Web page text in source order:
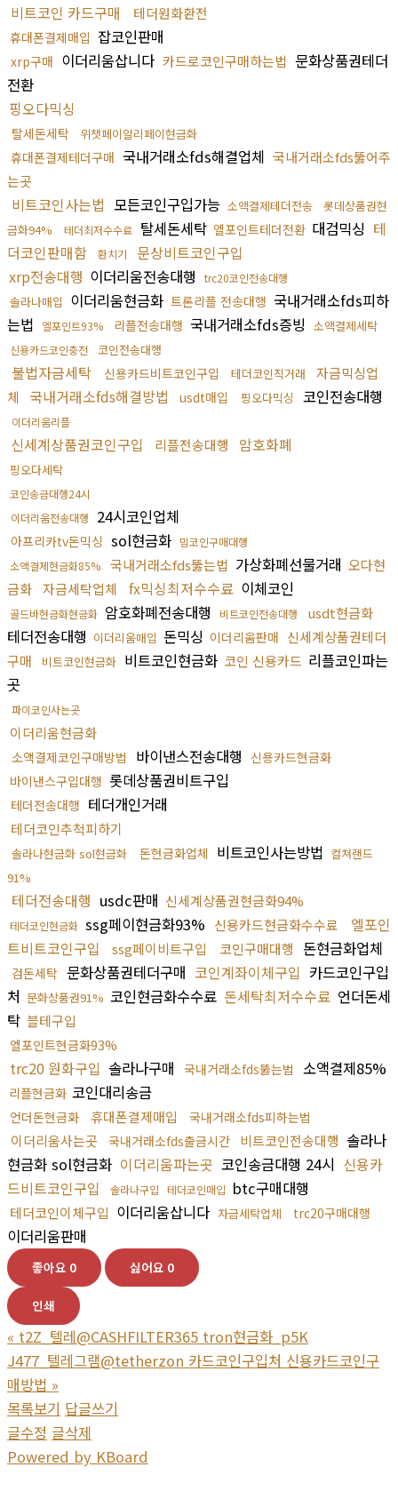
비트코인 카드구매 테더원화환전
휴대폰결제매입 잡코인판매
xrp구매 이더리움삽니다 카드로코인구매하는법 문화상품권테더
전환
핑오다믹싱
탈세돈세탁 위챗페이알리페이현금화
휴대폰결제테더구매 국내거래소fds해결업체 국내거래소fds뚫어주
는곳
비트코인사는법 모든코인구입가능 소액결제테더전송
롯데상품권현
금화94%
테더최저수수료 탈세돈세탁 엘포인트테더전환 대검믹싱 테
더코인판매함
환치기
문상비트코인구입
xrp전송대행 이더리움전송대행 trc20코인전송대행
솔라나매입 이더리움현금화 트론리플 전송대행 국내거래소fds피하
는법
엘포인트93% 리플전송대행 국내거래소fds증빙 소액결제세탁
신용카드코인충전 코인전송대행
불법자금세탁 신용카드비트코인구입 테더코인직거래
자금믹싱업
체
국내거래소fds해결방법 usdt매입 핑오다믹싱 코인전송대행
이더리움리플
신세계상품권코인구입 리플전송대행 암호화폐
핑오다세탁
코인송금대행24시
이더리움전송대행
24시코인업체
아프리카tv돈믹싱 sol현금화 밈코인구매대행
소액결제현금화85%
국내거래소fds뚫는법 가상화폐선물거래 오다현
금화 자금세탁업체 fx믹싱최저수수료 이체코인
골드바현금화현금화 암호화폐전송대행 비트코인전송대행 usdt현금화
테더전송대행 이더리움매입 돈믹싱 이더리움판매 신세계상품권테더
구매
비트코인현금화 비트코인현금화 코인 신용카드 리플코인파는
곳
파이코인사는곳
이더리움현금화
소액결제코인구매방법 바이낸스전송대행 신용카드현금화
바이낸스구입대행 롯데상품권비트구입
테더전송대행 테더개인거래
테더코인추척피하기
솔라나현금화 sol현금화 돈현금화업체 비트코인사는방법 컬쳐랜드
91%
테더전송대행 usdc판매 신세계상품권현금화94%
테더코인현금화 ssg페이현금화93% 신용카드현금화수수료
엘포인
트비트코인구입
ssg페이비트구입 코인구매대행 돈현금화업체
검돈세탁 문화상품권테더구매 코인계좌이체구입 카드코인구입
처 문화상품권91% 코인현금화수수료 돈세탁최저수수료 언더돈세
탁 블테구입
엘포인트현금화93%
trc20 원화구입 솔라나구매 국내거래소fds뚫는법 소액결제85%
리플현금화 코인대리송금
언더돈현금화 휴대폰결제매입 국내거래소fds피하는법
이더리움사는곳 국내거래소fds출금시간 비트코인전송대행 솔라나
현금화 sol현금화 이더리움파는곳 코인송금대행 24시 신용카
드비트코인구입
솔라나구입 테더코인매입 btc구매대행
테더코인이체구입 이더리움삽니다 자금세탁업체 trc20구매대행
이더리움판매
좋아요 0 싫어요 0
인쇄
« t2Z_텔레@CASHFILTER365 tron현금화_p5K
J477_텔레그램@tetherzon 카드코인구입처 신용카드코인구
매방법 »
목록보기 답글쓰기
글수정 글삭제
Powered by KBoard